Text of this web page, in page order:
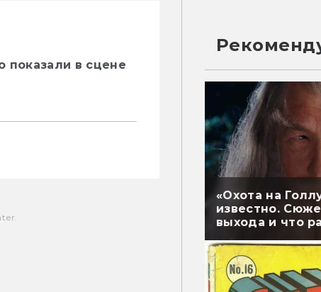
показали в сцене
«Охота на
известно.
выхода и что